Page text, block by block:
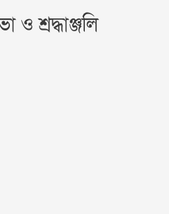
ও শ্রদ্ধাঞ্জলি